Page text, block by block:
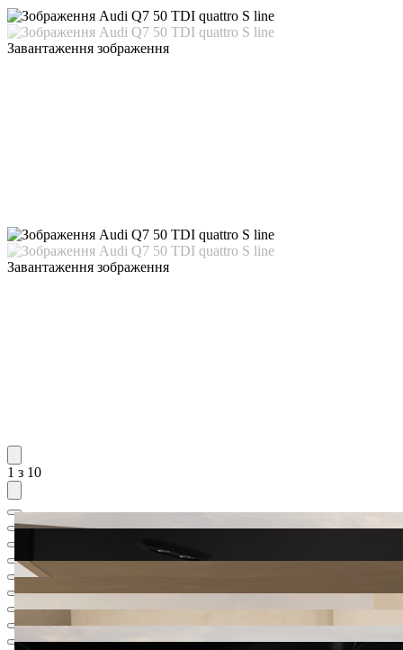
Завантаження зображення
Завантаження зображення
1 з 10